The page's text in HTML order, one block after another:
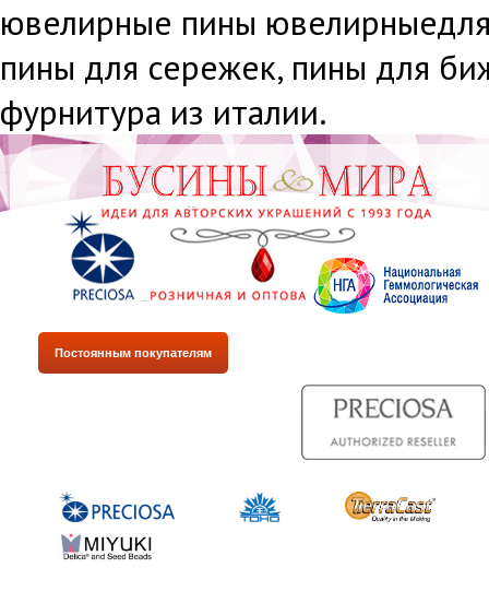
ювелирные пины
пины для сережек, пины для
фурнитура из италии.
Постоянным покупателям